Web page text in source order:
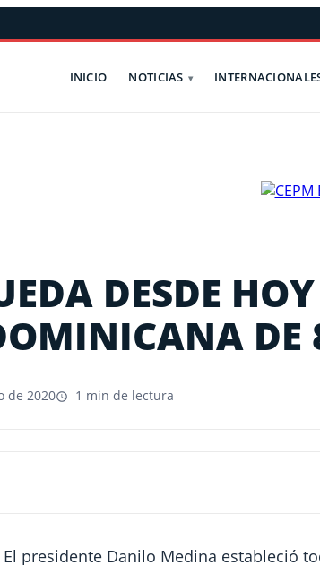
INICIO NOTICIAS
DESDE
de 2020 1 min de lectura
El presidente Danilo Medina estableció